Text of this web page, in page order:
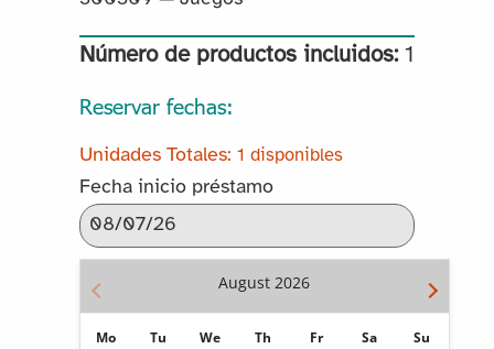
Número de productos incluidos:1
Reservar fechas:
1 disponibles
Fecha inicio préstamo
August 2026
Mo Tu We Th Fr Sa Su